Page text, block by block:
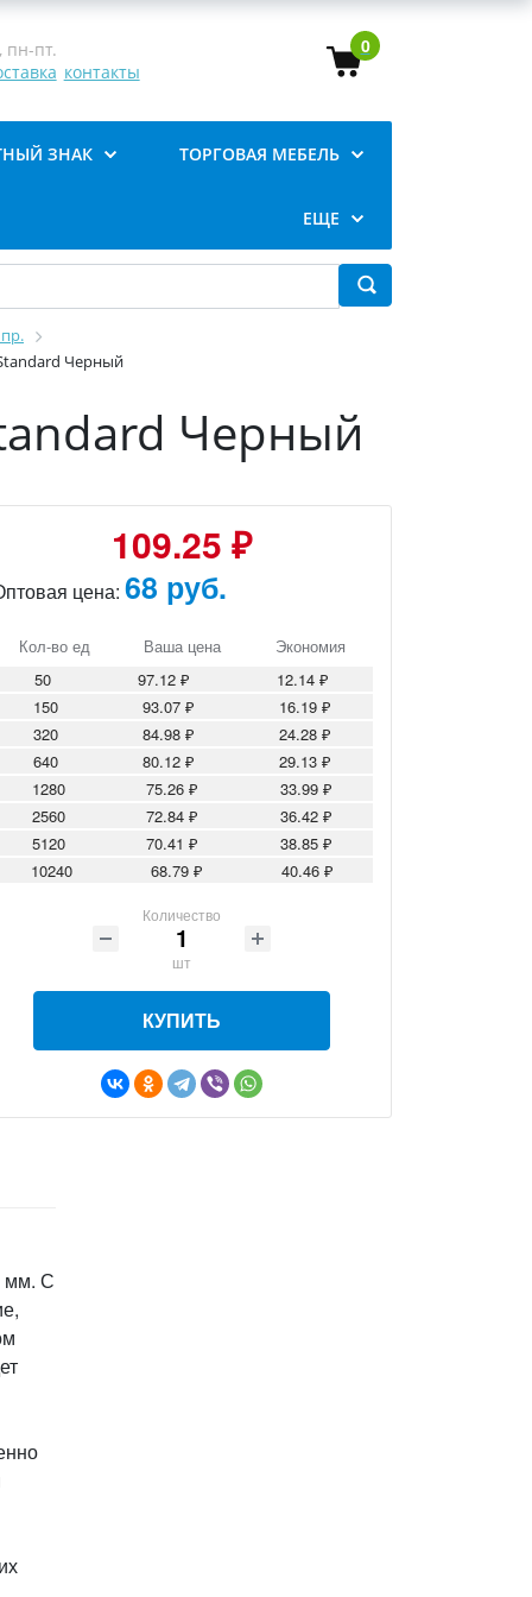
0
пн-пт.
контакты
ЗНАК ТОРГОВАЯ МЕБЕЛЬ
ЕЩЕ
Черный
Черный
109.25 ₽
цена: 68 руб.
Кол-во ед Ваша цена
Экономия
50
97.12 ₽
12.14 ₽
150
93.07 ₽
16.19 ₽
320
84.98 ₽
24.28 ₽
640
80.12 ₽
29.13 ₽
1280
75.26 ₽
33.99 ₽
2560
72.84 ₽
36.42 ₽
5120
70.41 ₽
38.85 ₽
10240
68.79 ₽ 40.46 ₽
Количество
шт
КУПИТЬ
мм. С